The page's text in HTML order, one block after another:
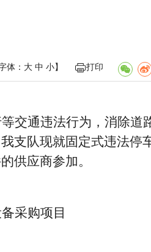
体： 大 中 小】 打印
交通违法行为，消除道
我支队现就固定式违法停
供应商参加。
采购项目